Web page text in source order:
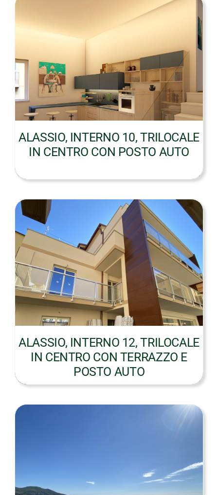
ALASSIO, INTERNO 10, TRILOCALE
IN CENTRO CON POSTO AUTO
ALASSIO, INTERNO 12, TRILOCALE
IN CENTRO CON TERRAZZO E
POSTO AUTO